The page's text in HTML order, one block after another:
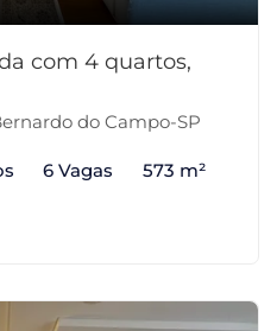
com 4 quartos,
do Campo-SP
6 Vagas 573 m²